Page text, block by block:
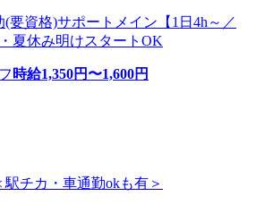
要資格)サポートメイン【1日4h～／
夏休み明けスタートOK
時給1,350円〜1,600円
チカ・車通勤okも有＞